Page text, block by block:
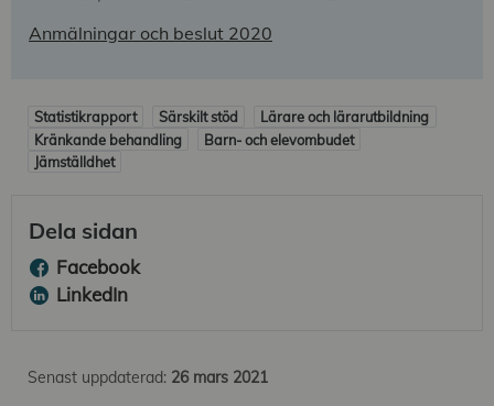
Anmälningar och beslut 2020
Statistikrapport Särskilt stöd
Lärare och lärarutbildning
Kränkande behandling
Barn- och elevombudet
Jämställdhet
Dela sidan
Facebook
LinkedIn
Senast uppdaterad: 26 mars 2021